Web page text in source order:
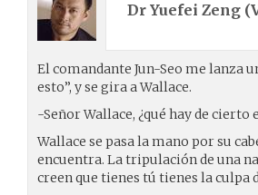
Dr Yuefei Zeng (
El comandante Jun-Seo me lanza
esto”, y se gira a Wallace.
-Señor Wallace, ¿qué hay de cierto
Wallace se pasa la mano por su
encuentra. La tripulación de una
creen que tienes tú tienes la culpa